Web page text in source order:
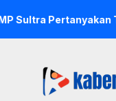
Tes Urine Massal